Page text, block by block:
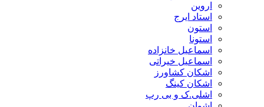
استاد ایرج
اسماعیل خانزاده
اسماعیل خیراتی
اشکان کشاورز
اشکان کینگ
اشلی.ک و بی رپ